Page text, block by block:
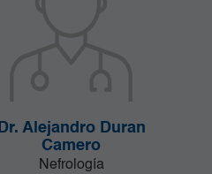
Dr. Alejandro Duran
Camero
Nefrología